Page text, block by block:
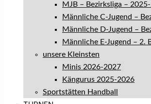
MJB – Bezirksliga –
Männliche C-Jugend –
Männliche D-Jugend –
Männliche E-Jugend – 2.
unsere Kleinsten
Minis 2026-2027
Kängurus 2025-2026
Sportstätten Handball